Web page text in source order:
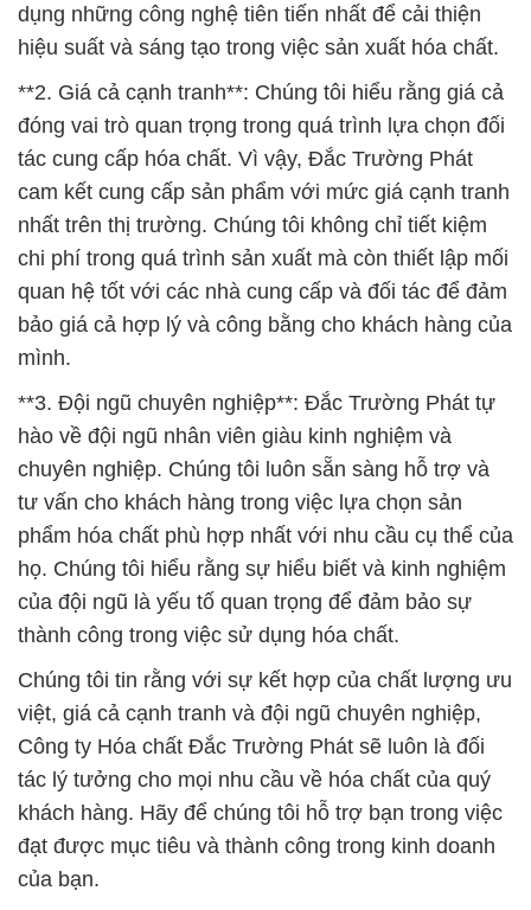
dụng những công nghệ tiên tiến nhất để cải thiện
hiệu suất và sáng tạo trong việc sản xuất hóa chất.
**2. Giá cả cạnh tranh**: Chúng tôi hiểu rằng giá cả
đóng vai trò quan trọng trong quá trình lựa chọn đối
tác cung cấp hóa chất. Vì vậy, Đắc Trường Phát
cam kết cung cấp sản phẩm với mức giá cạnh tranh
nhất trên thị trường. Chúng tôi không chỉ tiết kiệm
chi phí trong quá trình sản xuất mà còn thiết lập mối
quan hệ tốt với các nhà cung cấp và đối tác để đảm
bảo giá cả hợp lý và công bằng cho khách hàng của
mình.
**3. Đội ngũ chuyên nghiệp**: Đắc Trường Phát tự
hào về đội ngũ nhân viên giàu kinh nghiệm và
chuyên nghiệp. Chúng tôi luôn sẵn sàng hỗ trợ và
tư vấn cho khách hàng trong việc lựa chọn sản
phẩm hóa chất phù hợp nhất với nhu cầu cụ thể của
họ. Chúng tôi hiểu rằng sự hiểu biết và kinh nghiệm
của đội ngũ là yếu tố quan trọng để đảm bảo sự
thành công trong việc sử dụng hóa chất.
Chúng tôi tin rằng với sự kết hợp của chất lượng ưu
việt, giá cả cạnh tranh và đội ngũ chuyên nghiệp,
Công ty Hóa chất Đắc Trường Phát sẽ luôn là đối
tác lý tưởng cho mọi nhu cầu về hóa chất của quý
khách hàng. Hãy để chúng tôi hỗ trợ bạn trong việc
đạt được mục tiêu và thành công trong kinh doanh
của bạn.